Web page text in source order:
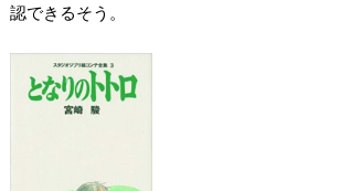
認できるそう。